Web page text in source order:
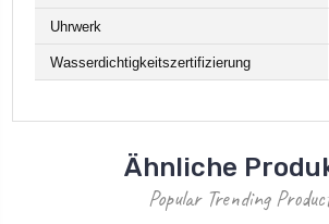
Uhrwerk
Wasserdichtigkeitszertifizierung
Ähnliche
Popular Trending